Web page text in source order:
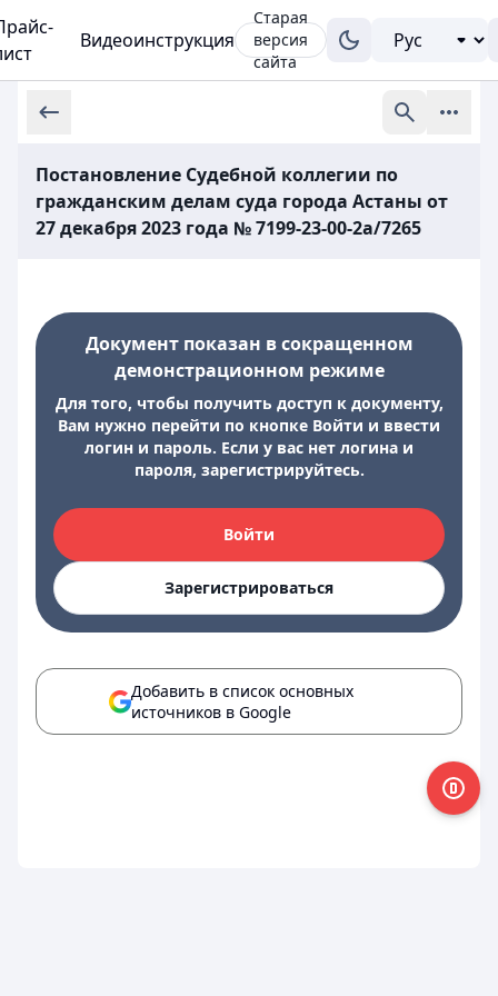
Видеоинструкция
Старая
версия
сайта
Постановление Судебной коллегии по
гражданским делам суда города Астаны от
27 декабря 2023 года № 7199-23-00-2а/7265
Документ показан в сокращенном
демонстрационном режиме
Для того, чтобы получить доступ к документу,
Вам нужно перейти по кнопке Войти и ввести
логин и пароль. Если у вас нет логина и
пароля, зарегистрируйтесь.
Войти
Зарегистрироваться
Добавить в список основных
источников в Google